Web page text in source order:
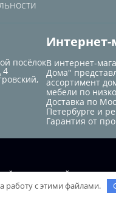
посёлок
4
Интернет-
В интернет-
Дома"
ассортимент
мебели по
Доставка по
Петербурге и
Гарантия от
определяемой
работу с этими файлами.